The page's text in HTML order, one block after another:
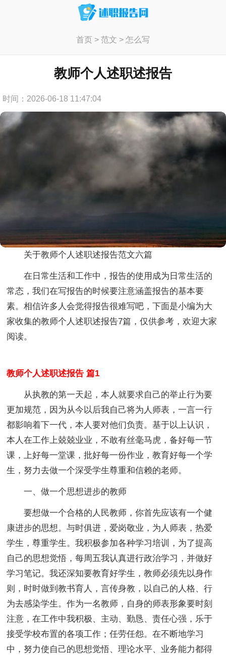
首页> 范文 > 怎么写
教师个人述职述报告
时间：2026-06-18 11:47:04
关于教师个人述职述报告范文六篇
在日常生活和工作中，报告的使用成为日常生活的
常态，我们在写报告的时候要注意涵盖报告的基本要
素。相信许多人会觉得报告很难写吧，下面是小编为大
家收集的教师个人述职述报告7篇，仅供参考，欢迎大家
阅读。
教师个人述职述报告 篇1
从执教的第一天起，本人就要求自己的举止行为要
更加规范，因为从今以后我自己将为人师表，一言一行
都影响着下一代，本人要对他们负责。基于以上认识，
本人在工作上兢兢业业，不敢有丝毫马虎，备好每一节
课，上好每一堂课，批好每一份作业，教育好每一个学
生，努力去做一个深受学生尊重和信赖的老师。
一、做一个思想进步的教师
要想做一个合格的人民教师，你首先应该有一个健
康进步的思想。与时俱进，爱岗敬业，为人师表，热爱
学生，尊重学生。我积极参加各种学习培训，为了提高
自己的思想觉悟，每周五我认真进行政治学习，并做好
学习笔记。我还深知要教育好学生，教师必须先以身作
则，时时做到教书育人，言传身教，以自己的人格、行
为去感染学生。作为一名教师，自身的师表形象要时刻
注意，在工作中我积极、主动、勤恳、责任心强，乐于
接受学校布置的各项工作；任劳任怨。在不断地学习
中，努力使自己的思想觉悟、理论水平、业务能力都得